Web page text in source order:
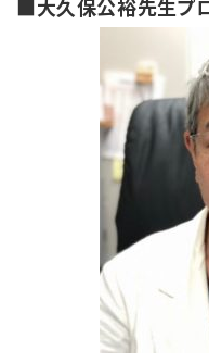
■大久保公裕先生プ